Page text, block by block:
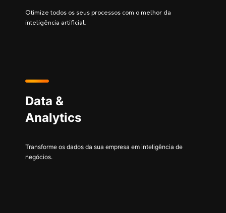
Otimize todos os seus processos com o melhor da
inteligência artificial.
Data &
Analytics
Transforme os dados da sua empresa em inteligência de
negócios.